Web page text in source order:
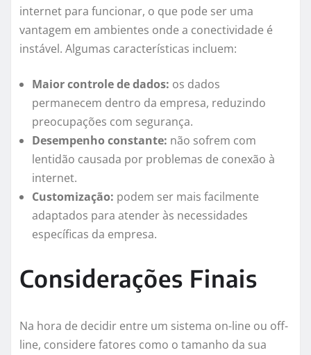
internet para funcionar, o que pode ser uma
vantagem em ambientes onde a conectividade é
instável. Algumas características incluem:
Maior controle de dados: os dados
permanecem dentro da empresa, reduzindo
preocupações com segurança.
Desempenho constante: não sofrem com
lentidão causada por problemas de conexão à
internet.
Customização: podem ser mais facilmente
adaptados para atender às necessidades
específicas da empresa.
Considerações Finais
Na hora de decidir entre um sistema on-line ou off-
line, considere fatores como o tamanho da sua